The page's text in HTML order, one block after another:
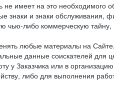
не имеет на это
знаки и знаки
либо коммерческую тайну,
любые материалы на
данные соискателей для
у Заказчика или в
либо для выполнения